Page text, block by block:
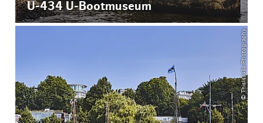
U-434 U-Bootmuseum
© ThisIsJulia-Photography